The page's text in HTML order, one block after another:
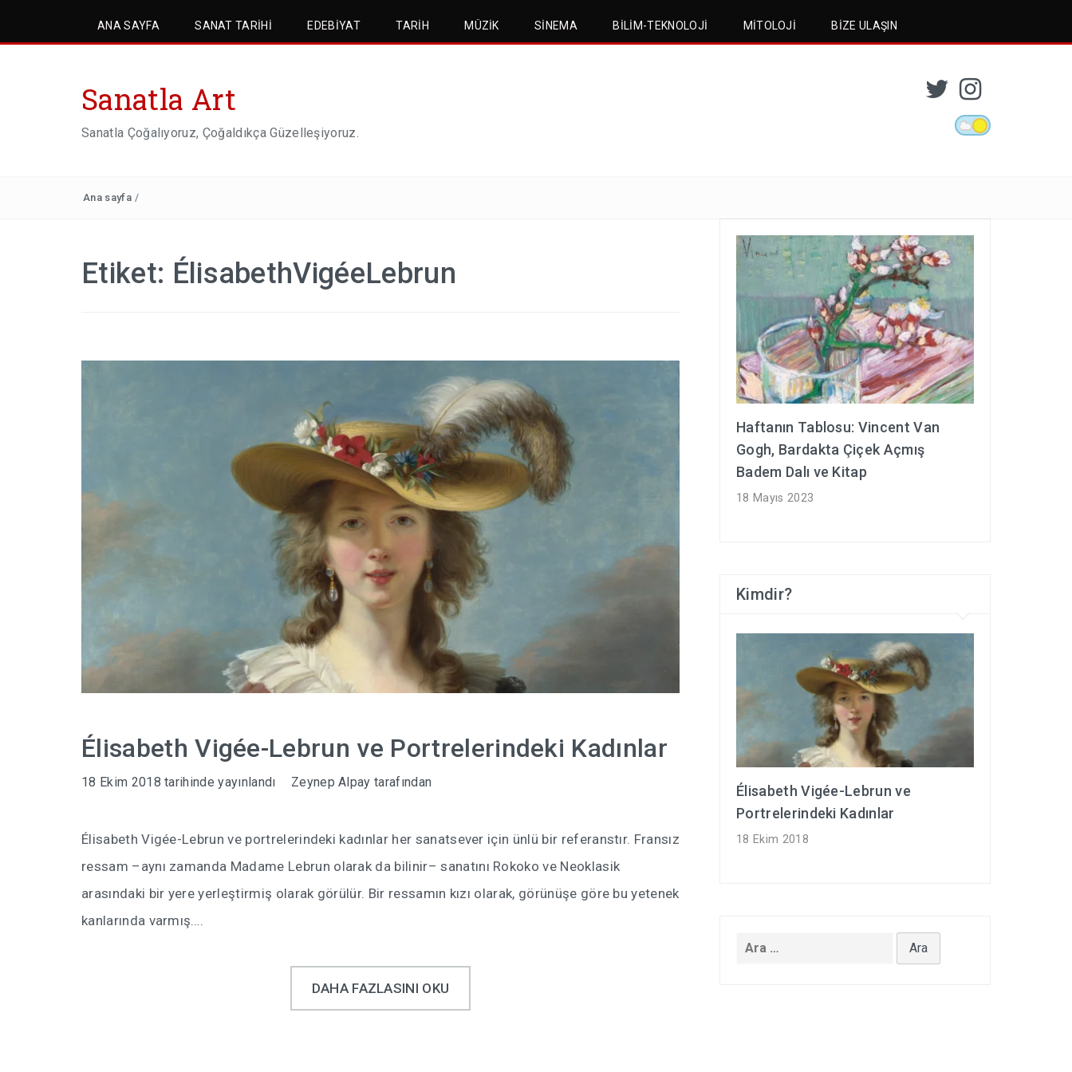
ANA SAYFA SANAT TARIHI EDEBIYAT TARIH MÜZIK SINEMA BILIM-TEKNOLOJI MITOLOJI BIZE ULAŞIN
Sanatla Art
Sanatla Çoğalıyoruz, Çoğaldıkça Güzelleşiyoruz.
Ana sayfa /
Etiket: ÉlisabethVigéeLebrun
Élisabeth Vigée-Lebrun ve Portrelerindeki Kadınlar
18 Ekim 2018 tarihinde yayınlandı Zeynep Alpay tarafından
Élisabeth Vigée-Lebrun ve portrelerindeki kadınlar her sanatsever için ünlü bir referanstır. Fransız
ressam –aynı zamanda Madame Lebrun olarak da bilinir– sanatını Rokoko ve Neoklasik
arasındaki bir yere yerleştirmiş olarak görülür. Bir ressamın kızı olarak, görünüşe göre bu yetenek
kanlarında varmış….
DAHA FAZLASINI OKU
Haftanın Tablosu: Vincent Van
Gogh, Bardakta Çiçek Açmış
Badem Dalı ve Kitap
18 Mayıs 2023
Kimdir?
Élisabeth Vigée-Lebrun ve
Portrelerindeki Kadınlar
18 Ekim 2018
Arama: